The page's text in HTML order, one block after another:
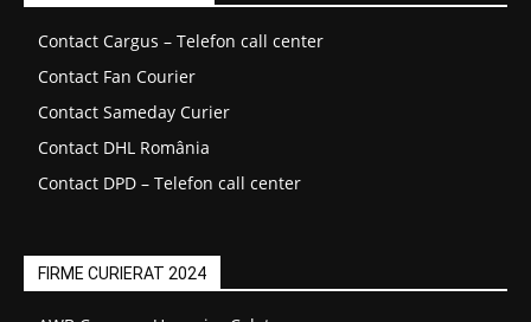
Contact Cargus – Telefon call center
Contact Fan Courier
Contact Sameday Curier
Contact DHL România
Contact DPD – Telefon call center
FIRME CURIERAT 2024